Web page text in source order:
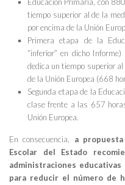
tiempo superior al de la
por encima de la Unión
Primera etapa de la
“inferior” en dicho
dedica un tiempo superior
de la Unión Europea (668
Segunda etapa de la
clase frente a las 657
Unión Europea.
En consecuencia, a
Escolar del Estado
administraciones
para reducir el número de